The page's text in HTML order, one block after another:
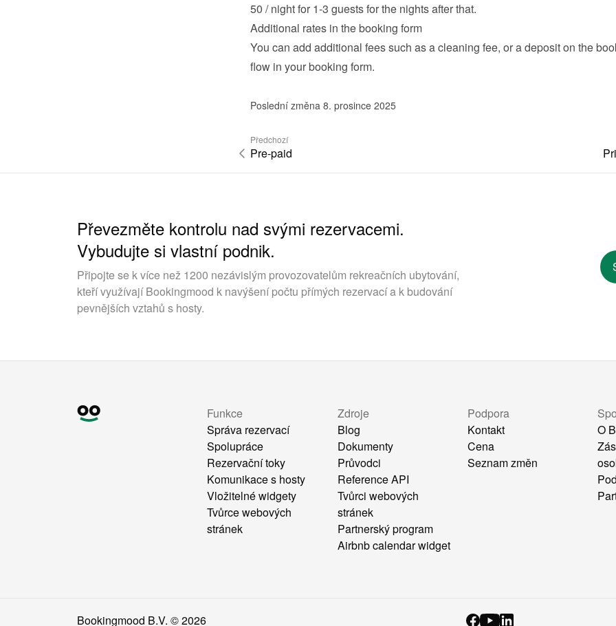
50 / night for 1-3 guests for the nights after that.
Additional rates in the booking form
You can add additional fees such as a cleaning fee, or a deposit on the
flow in your booking form.
Poslední změna 8. prosince 2025
Předchozí
Pre-paid
Převezměte kontrolu nad svými rezervacemi.
Vybudujte si vlastní podnik.
Připojte se k více než 1200 nezávislým provozovatelům rekreačních ubytování,
kteří využívají Bookingmood k navýšení počtu přímých rezervací a k budování
pevnějších vztahů s hosty.
Funkce
Správa rezervací
Spolupráce
Rezervační toky
Komunikace s hosty
Vložitelné widgety
Tvůrce webových
stránek
Zdroje
Blog
Dokumenty
Průvodci
Reference API
Tvůrci webových
stránek
Partnerský program
Airbnb calendar widget
Podpora
Kontakt
Cena
Seznam změn
O
Bookingmood B.V. ©2026